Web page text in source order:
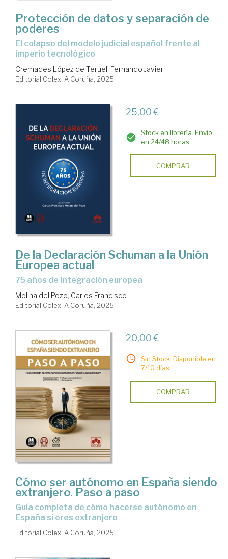
Protección de datos y separación de
poderes
El colapso del modelo judicial español frente al
imperio tecnológico
Cremades López de Teruel, Fernando Javier
Editorial Colex. A Coruña, 2025
25,00 €
Stock en librería. Envío
en 24/48 horas
COMPRAR
De la Declaración Schuman a la Unión
Europea actual
75 años de integración europea
Molina del Pozo, Carlos Francisco
Editorial Colex. A Coruña, 2025
20,00 €
Sin Stock. Disponible en
7/10 días.
COMPRAR
Cómo ser autónomo en España siendo
extranjero. Paso a paso
Guía completa de cómo hacerse autónomo en
España si eres extranjero
Editorial Colex. A Coruña, 2025